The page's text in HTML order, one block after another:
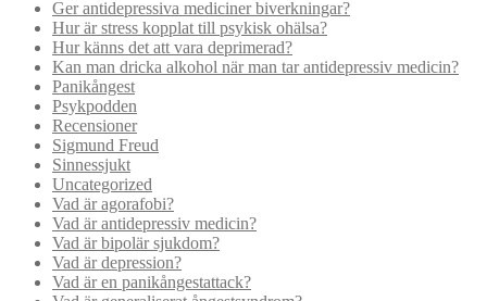
Ger antidepressiva mediciner biverkningar?
Hur är stress kopplat till psykisk ohälsa?
Hur känns det att vara deprimerad?
Kan man dricka alkohol när man tar antidepressiv medicin?
Panikångest
Psykpodden
Recensioner
Sigmund Freud
Sinnessjukt
Uncategorized
Vad är agorafobi?
Vad är antidepressiv medicin?
Vad är bipolär sjukdom?
Vad är depression?
Vad är en panikångestattack?